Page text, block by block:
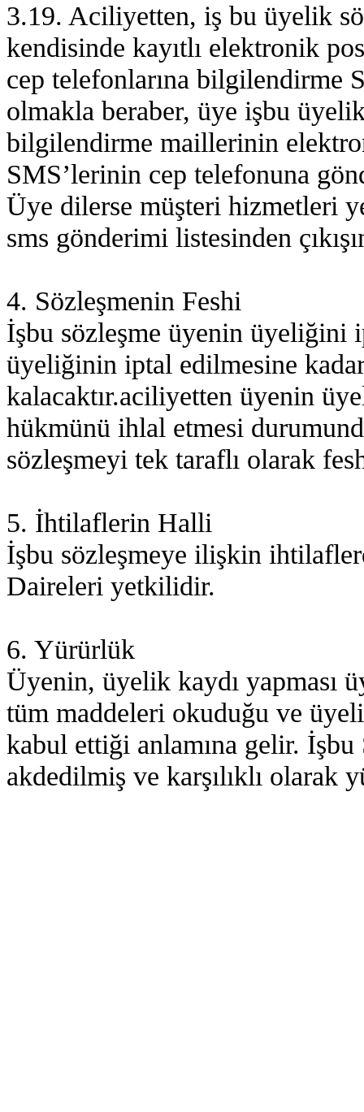
3.19. Aciliyetten, iş bu üyelik
kendisinde kayıtlı elektronik
cep telefonlarına bilgilendirme
olmakla beraber, üye işbu
bilgilendirme maillerinin
SMS’lerinin cep telefonuna
Üye dilerse müşteri hizmetleri
sms gönderimi listesinden
4. Sözleşmenin Feshi
İşbu sözleşme üyenin üyeliğini
üyeliğinin iptal edilmesine
kalacaktır.aciliyetten üyenin
hükmünü ihlal etmesi
sözleşmeyi tek taraflı olarak
5. İhtilaflerin Halli
İşbu sözleşmeye ilişkin
Daireleri yetkilidir.
6. Yürürlük
Üyenin, üyelik kaydı yapması
tüm maddeleri okuduğu ve
kabul ettiği anlamına gelir. İşbu
akdedilmiş ve karşılıklı olarak